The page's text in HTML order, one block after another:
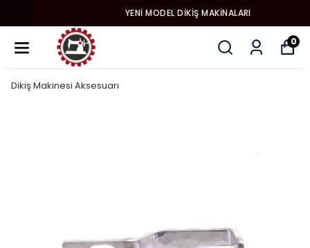
YENI MODEL DIKIŞ MAKINALARI
0
Dikiş Makinesi Aksesuarı